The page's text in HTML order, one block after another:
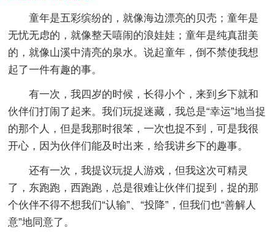
童年是五彩缤纷的，就像海边漂亮的贝壳；童年是
无忧无虑的，就像整天嘻闹的浪娃娃；童年是纯真甜美
的，就像山溪中清亮的泉水。说起童年，倒不禁使我想
起了一件有趣的事。
有一次，我四岁的时候，长得小个，来到乡下就和
伙伴们打闹了起来。我们玩捉迷藏，我总是“幸运”地当捉
的那个人，但是我那时很笨，一次也捉不到，可是我很
开心，因为伙伴们能及时出来，给我讲乡下的趣事。
还有一次，我提议玩捉人游戏，但我这次可精灵
了，东跑跑，西跑跑，总是很难让伙伴们捉到，捉的那
个伙伴不得不想我们“认输”、“投降”，但我们也“善解人
意”地同意了。